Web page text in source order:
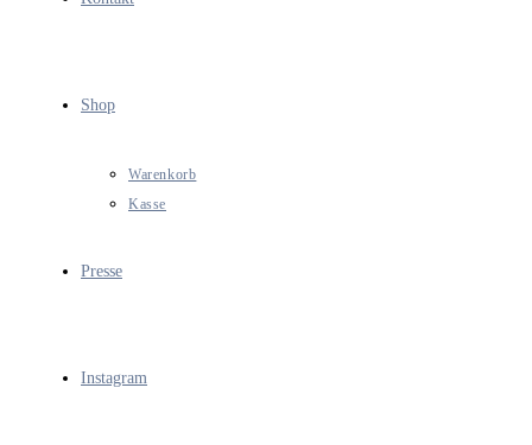
Shop
Warenkorb
Kasse
Presse
Instagram